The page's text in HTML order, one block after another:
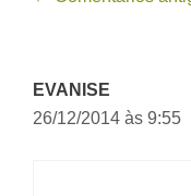
EVANISE
26/12/2014 às 9:55